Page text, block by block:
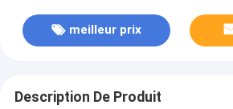
meilleur prix
Description De Produit